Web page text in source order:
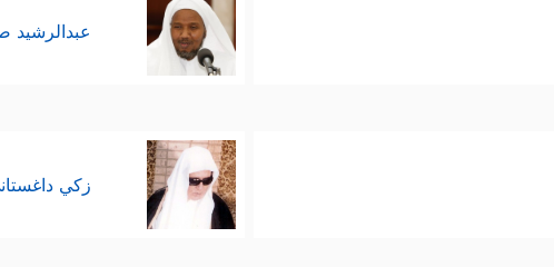
عبدالرشيد
زكي